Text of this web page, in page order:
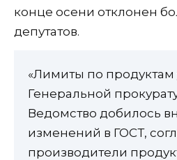
конце осени отклонен
депутатов.
«Лимиты по продуктам
Генеральной
Ведомство добилось
изменений в ГОСТ,
производители